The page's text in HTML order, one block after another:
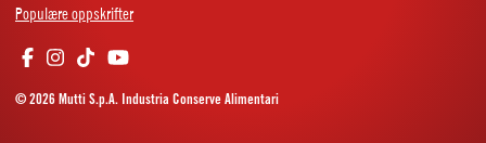
Populære oppskrifter
© 2026 Mutti S.p.A. Industria Conserve Alimentari